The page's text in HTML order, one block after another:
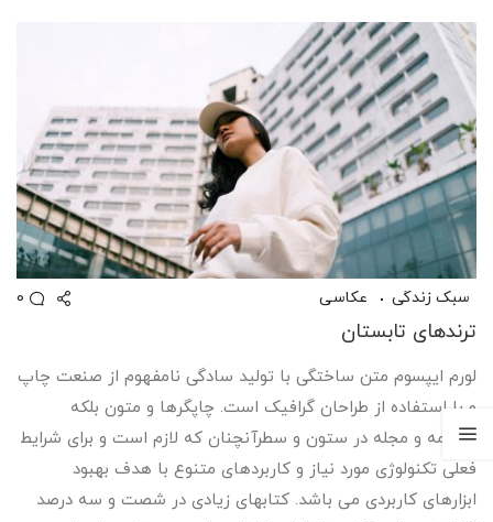
سبک زندگی عکاسی 0
ترندهای تابستان
لورم ایپسوم متن ساختگی با تولید سادگی نامفهوم از صنعت چاپ
و با استفاده از طراحان گرافیک است. چاپگرها و متون بلکه
روزنامه و مجله در ستون و سطرآنچنان که لازم است و برای شرایط
فعلی تکنولوژی مورد نیاز و کاربردهای متنوع با هدف بهبود
ابزارهای کاربردی می باشد. کتابهای زیادی در شصت و سه درصد